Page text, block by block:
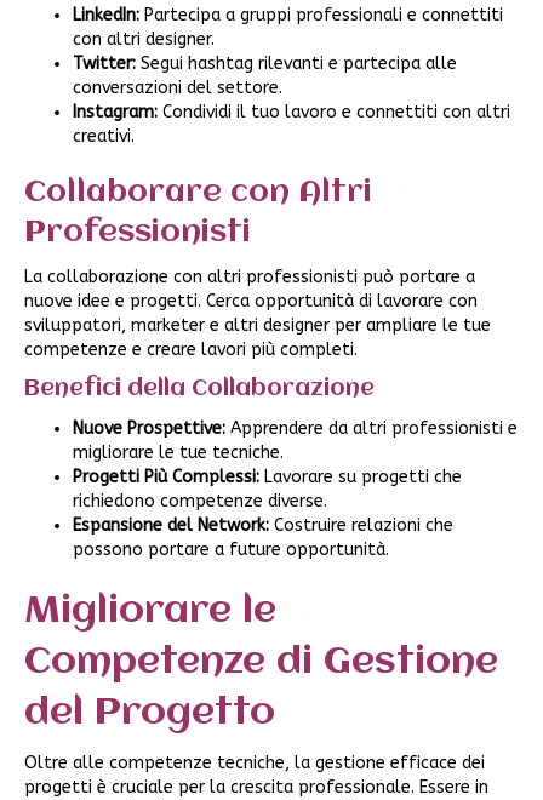
LinkedIn: Partecipa a gruppi professionali e connettiti
con altri designer.
Twitter: Segui hashtag rilevanti e partecipa alle
conversazioni del settore.
Instagram: Condividi il tuo lavoro e connettiti con altri
creativi.
Collaborare con Altri
Professionisti
La collaborazione con altri professionisti può portare a
nuove idee e progetti. Cerca opportunità di lavorare con
sviluppatori, marketer e altri designer per ampliare le tue
competenze e creare lavori più completi.
Benefici della Collaborazione
Nuove Prospettive: Apprendere da altri professionisti e
migliorare le tue tecniche.
Progetti Più Complessi: Lavorare su progetti che
richiedono competenze diverse.
Espansione del Network: Costruire relazioni che
possono portare a future opportunità.
Migliorare le
Competenze di Gestione
del Progetto
Oltre alle competenze tecniche, la gestione efficace dei
progetti è cruciale per la crescita professionale. Essere in